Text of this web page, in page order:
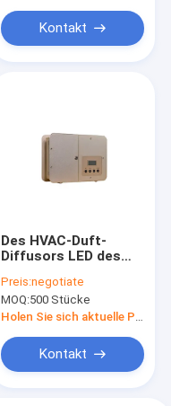
Kontakt
Des HVAC-Duft-
Diffusors LED des
Handels-Schirm
Preis:negotiate
MOQ:500 Stücke
Holen Sie sich aktuelle Preis
Kontakt